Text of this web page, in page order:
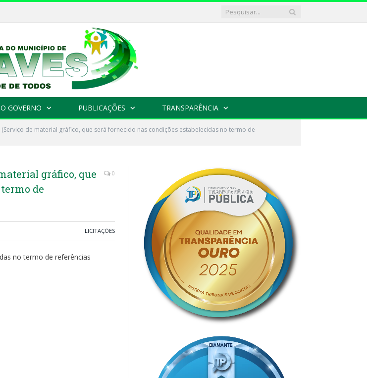
O GOVERNO PUBLICAÇÕES TRANSPARÊNCIA
(Serviço de material gráfico, que será fornecido nas condições estabelecidas no termo de
material gráfico, que
de
0
LICITAÇÕES
no termo de referências